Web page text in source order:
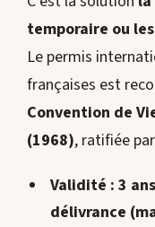
temporaire ou
Le permis
françaises est
Convention de
(1968), ratifiée
Validité : 3
délivrance